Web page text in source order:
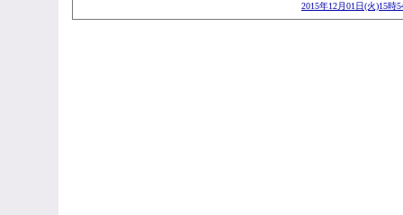
2015年12月01日(火)15時